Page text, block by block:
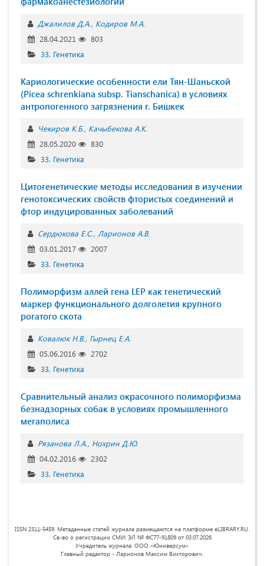
Джалилов Д.А. Кодиров М.А.
28.04.2021
803
33. Генетика
Кариологические особенности ели Тян-Шаньской
(Picea schrenkiana subsp. Tianschanica) в условиях
антропогенного загрязнения г. Бишкек
Чекиров К.Б. Качыбекова А.К.
28.05.2020
830
33. Генетика
Цитогенетические методы исследования в изучении
генотоксических свойств фтористых соединений и
фтор индуцированных заболеваний
Сердюкова Е.С.
Ларионов А.В.
03.01.2017
2007
33. Генетика
Полиморфизм аллей гена LEP как генетический
маркер функционального долголетия крупного
рогатого скота
Ковалюк Н.В. Гырнец Е.А.
05.06.2016
2702
33. Генетика
Сравнительный анализ окрасочного полиморфизма
безнадзорных собак в условиях промышленного
мегаполиса
Рязанова Л.А. Нохрин Д.Ю.
04.02.2016
2302
33. Генетика
ISSN 2311-5459. Метаданные статей журнала размещаются на платформе eLIBRARY.RU.
Св-во о регистрации СМИ: ЭЛ № ФС77-91809 от 03.07.2026
Учредитель журнала: ООО «Юниверсум»
Главный редактор - Ларионов Максим Викторович.